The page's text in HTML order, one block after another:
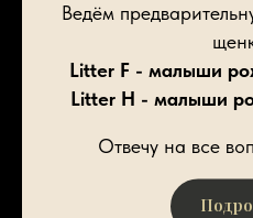
Ведём
Litter F - малыши
Litter H - малыши
Отвечу на все